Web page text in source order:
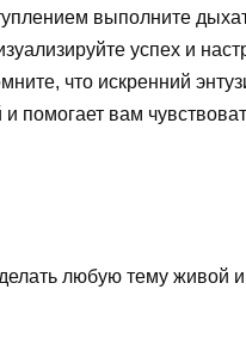
выполните
успех и
что искренний
помогает вам
любую тему живой